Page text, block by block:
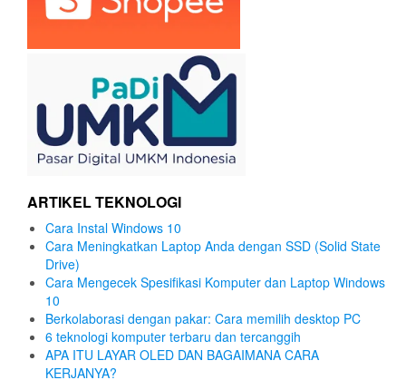
ARTIKEL TEKNOLOGI
Cara Instal Windows 10
Cara Meningkatkan Laptop Anda dengan SSD (Solid State
Drive)
Cara Mengecek Spesifikasi Komputer dan Laptop Windows
10
Berkolaborasi dengan pakar: Cara memilih desktop PC
6 teknologi komputer terbaru dan tercanggih
APA ITU LAYAR OLED DAN BAGAIMANA CARA
KERJANYA?